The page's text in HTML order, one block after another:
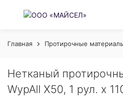
Главная Протирочные
Нетканый
WypAll X50, 1 рул. х